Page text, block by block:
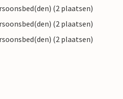
(2 plaatsen)
(2 plaatsen)
(2 plaatsen)